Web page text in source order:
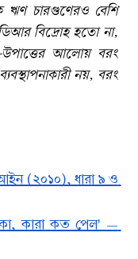
ঋণ চারগুণেরও বেশি
বিদ্রোহ হতো না,
উপাত্তের আলোয় বরং
নয়, বরং
আইন (২০১০), ধারা ৯ ও
কারা কত পেল' —